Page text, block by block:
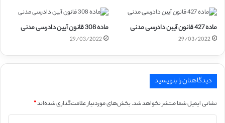
ماده 427 قانون آیین دادرسی مدنی
29/03/2022
ماده 308 قانون آیین دادرسی مدنی
29/03/2022
دیدگاهتان را بنویسید
نشانی ایمیل شما منتشر نخواهد شد.بخش‌های موردنیاز علامت‌گذاری شده‌اند*